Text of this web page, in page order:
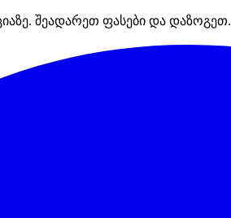
შეადარეთ ფასები და დაზოგეთ.